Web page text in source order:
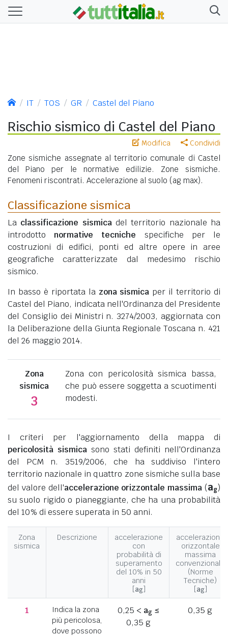
IT TOS GR Castel del Piano
Rischio sismico di Castel del Piano
Modifica Condividi
Zone sismiche assegnate al territorio comunale di Castel
del Piano per le normative edilizie. Zone sismiche.
Fenomeni riscontrati. Accelerazione al suolo (ag max).
Classificazione sismica
La classificazione sismicadel territorio nazionale ha
introdotto normative tecniche specifiche per le
costruzioni di edifici, ponti ed altre opere in aree
geografiche caratterizzate dal medesimo rischio
sismico.
In basso è riportata la zona sismica per il territorio di
Castel del Piano, indicata nell'Ordinanza del Presidente
del Consiglio dei Ministri n. 3274/2003, aggiornata con
la Deliberazione della Giunta Regionale Toscana n. 421
del 26 maggio 2014.
Zona
sismica
3
Zona con pericolosità sismica bassa,
che può essere soggetta a scuotimenti
modesti.
I criteri per l'aggiornamento della mappa di
pericolosità sismica sono stati definiti nell'Ordinanza
del PCM n. 3519/2006, che ha suddiviso l'intero
territorio nazionale in quattro zone sismiche sulla base
del valore dell'accelerazione orizzontale massima (ag)
su suolo rigido o pianeggiante, che ha una probabilità
del 10% di essere superata in 50 anni.
Zona
sismica
Descrizione
accelerazione
con
probabilità di
superamento
del 10% in 50
anni
[ag]
accelerazione
orizzontale
massima
convenzionale
(Norme
Tecniche)
[ag]
1
Indica la zona
più pericolosa,
dove possono
0,25 < ag≤
0,35 g
0,35 g